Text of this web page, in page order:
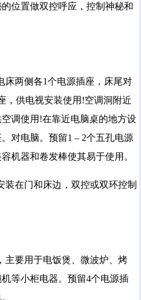
位置做双控呼应，控制神秘和
床两侧各1个电源插座，床尾对
，供电视安装使用!空调洞附近
调使用!在靠近电脑桌的地方设
对电脑。预留1 – 2个五孔电源
机器和卷发棒使其易于使用。
装在门和床边，双控或双环控制
主要用于电饭煲、微波炉、烤
等小柜电器。预留4个电源插